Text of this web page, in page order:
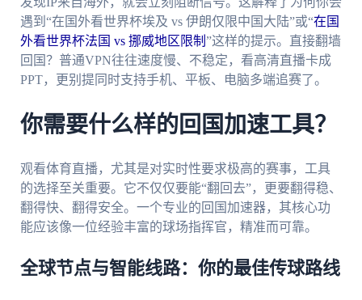
遇到“在国外看世界杯埃及 vs 伊朗仅限中国大陆”或“在国
外看世界杯法国 vs 挪威地区限制 ”这样的提示。直接翻墙
回国？普通VPN往往速度慢、不稳定，看高清直播卡成
PPT，更别提同时支持手机、平板、电脑多端追赛了。
你需要什么样的回国加速工具？
观看体育直播，尤其是对实时性要求极高的赛事，工具
的选择至关重要。它不仅仅要能“翻回去”，更要翻得稳、
翻得快、翻得安全。一个专业的回国加速器，其核心功
能应该像一位经验丰富的球场指挥官，精准而可靠。
全球节点与智能线路：你的最佳传球路线